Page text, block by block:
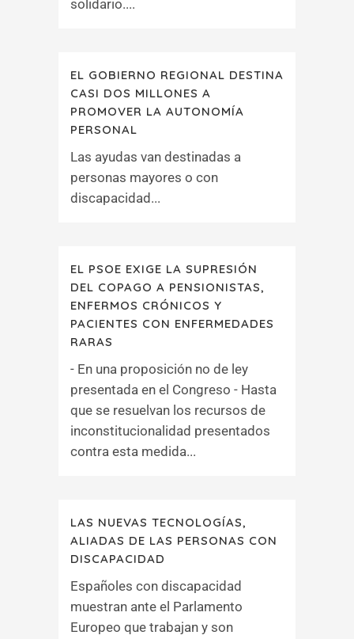
solidario....
EL GOBIERNO REGIONAL DESTINA
CASI DOS MILLONES A
PROMOVER LA AUTONOMÍA
PERSONAL
Las ayudas van destinadas a
personas mayores o con
discapacidad...
EL PSOE EXIGE LA SUPRESIÓN
DEL COPAGO A PENSIONISTAS,
ENFERMOS CRÓNICOS Y
PACIENTES CON ENFERMEDADES
RARAS
- En una proposición no de ley
presentada en el Congreso - Hasta
que se resuelvan los recursos de
inconstitucionalidad presentados
contra esta medida...
LAS NUEVAS TECNOLOGÍAS,
ALIADAS DE LAS PERSONAS CON
DISCAPACIDAD
Españoles con discapacidad
muestran ante el Parlamento
Europeo que trabajan y son